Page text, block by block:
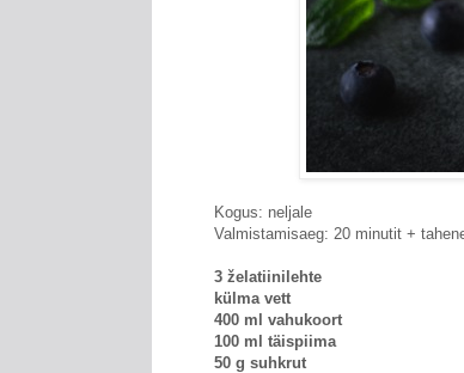
Kogus: neljale
Valmistamisaeg: 20 minutit +
3 želatiinilehte
külma vett
400 ml vahukoort
100 ml täispiima
50 g suhkrut